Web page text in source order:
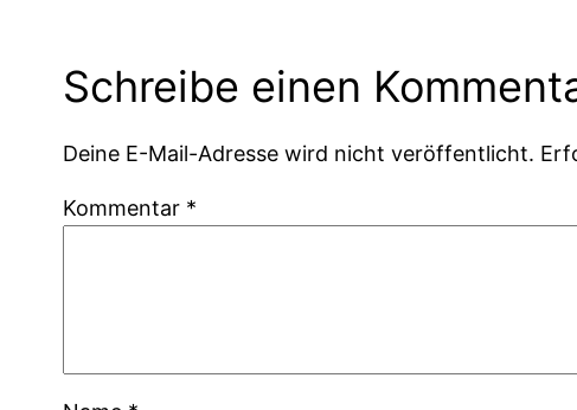
Schreibe einen
Deine E-Mail-Adresse wird nicht veröffentlicht.
Kommentar *